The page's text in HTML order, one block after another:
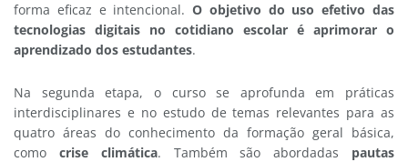
forma eficaz e intencional.O objetivo do uso efetivo das
tecnologias digitais no cotidiano escolar é aprimorar o
aprendizado dos estudantes.
Na segunda etapa, o curso se aprofunda em práticas
interdisciplinares e no estudo de temas relevantes para as
quatro áreas do conhecimento da formação geral básica,
como crise climática. Também são abordadas pautas